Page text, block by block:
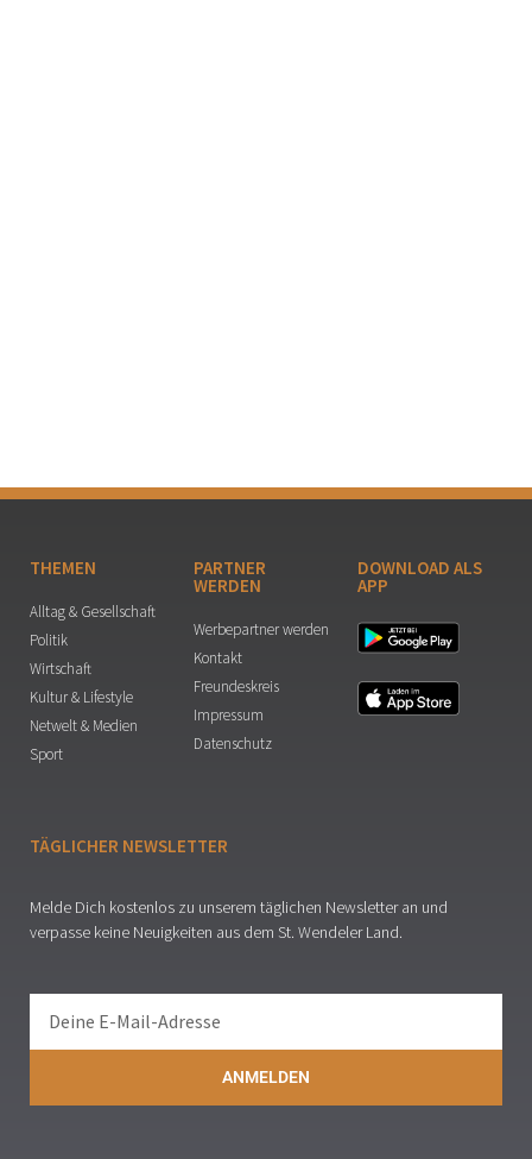
THEMEN
Alltag & Gesellschaft
Politik
Wirtschaft
Kultur & Lifestyle
Netwelt & Medien
Sport
PARTNER
WERDEN
Werbepartner werden
Kontakt
Freundeskreis
Impressum
Datenschutz
DOWNLOAD ALS
APP
TÄGLICHER NEWSLETTER
Melde Dich kostenlos zu unserem täglichen Newsletter an und
verpasse keine Neuigkeiten aus dem St. Wendeler Land.
ANMELDEN